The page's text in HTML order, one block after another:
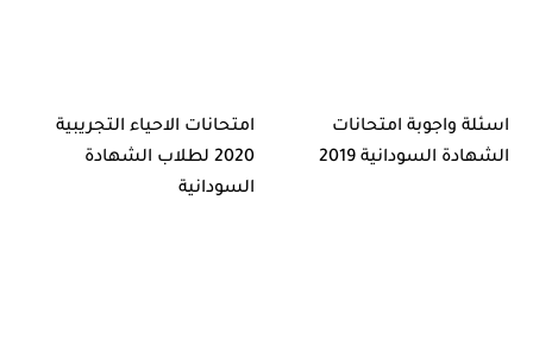
اسئلة واجوبة امتحانات
الشهادة السودانية 2019
امتحانات الاحياء التجريبية
2020 لطلاب الشهادة
السودانية